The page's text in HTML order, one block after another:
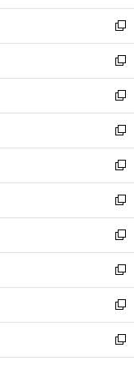
開
く
ウ
で
開
く
ン
ド
ウ
で
開
く
ウ
ィ
ン
ド
ウ
で
開
く
新
し
い
ウ
ィ
ン
ド
ウ
で
開
く
新
し
い
ウ
ィ
ン
ド
ウ
で
開
く
新
し
い
ウ
ィ
ン
ド
ウ
で
開
く
新
し
い
ウ
ィ
ン
ド
ウ
で
開
く
新
し
い
ウ
ィ
ン
ド
ウ
で
開
く
新
し
い
ウ
ィ
ン
ド
ウ
で
開
新
し
い
ウ
ィ
ン
ド
ウ
新
し
い
ウ
ィ
ン
新
し
い
ウ
新
し